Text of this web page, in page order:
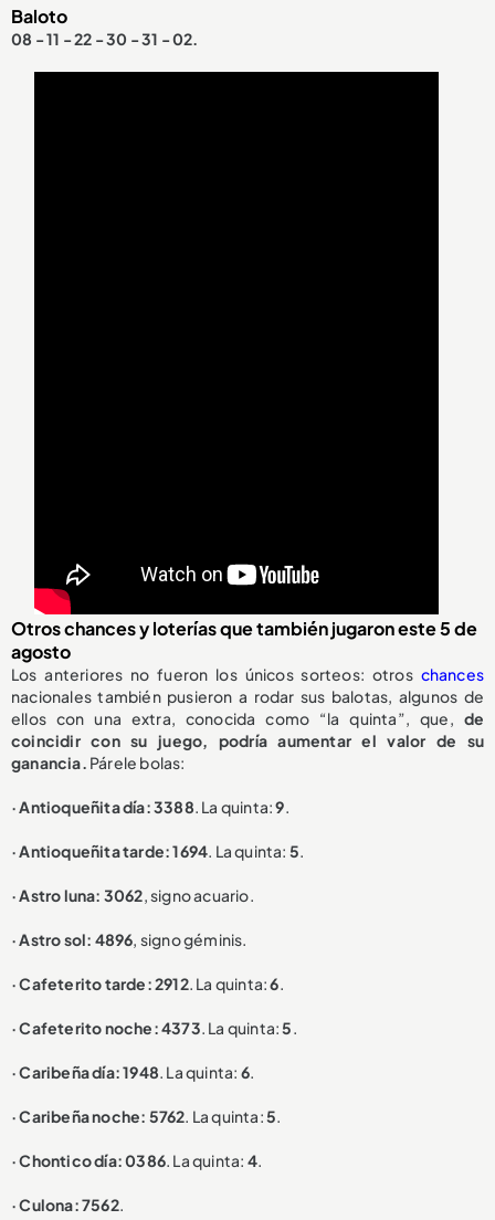
Baloto
08 - 11 - 22 - 30 - 31 - 02.
Otros chances y loterías que también jugaron este 5 de
agosto
Los anteriores no fueron los únicos sorteos: otros chances
nacionales también pusieron a rodar sus balotas, algunos de
ellos con una extra, conocida como “la quinta”, que, de
coincidir con su juego, podría aumentar el valor de su
ganancia. Párele bolas:
· Antioqueñita día: 3388. La quinta:9.
· Antioqueñita tarde: 1694. La quinta: 5.
· Astro luna: 3062, signo acuario.
· Astro sol: 4896, signo géminis.
· Cafeterito tarde: 2912. La quinta:6.
· Cafeterito noche: 4373. La quinta:5.
· Caribeña día: 1948. La quinta: 6.
· Caribeña noche: 5762. La quinta:5.
· Chontico día: 0386. La quinta: 4.
· Culona: 7562.